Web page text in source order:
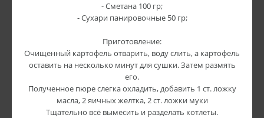
- Сметана 100 гр;
- Сухари панировочные 50 гр;
Приготовление:
Очищенный картофель отварить, воду слить, а картофель
оставить на несколько минут для сушки. Затем размять
его.
Полученное пюре слегка охладить, добавить 1 ст. ложку
масла, 2 яичных желтка, 2 ст. ложки муки
Тщательно всё вымесить и разделать котлеты.